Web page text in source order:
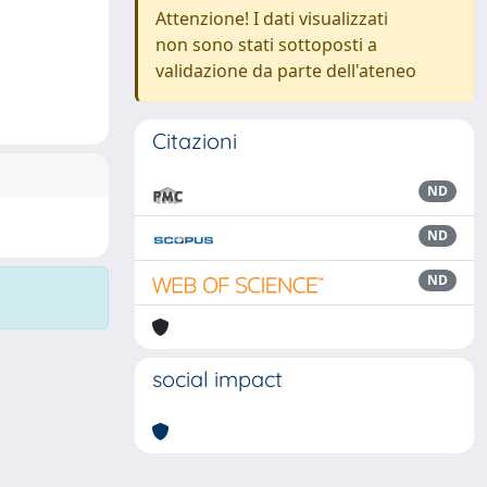
Attenzione! I dati visualizzati
non sono stati sottoposti a
validazione da parte dell'ateneo
Citazioni
ND
ND
ND
social impact